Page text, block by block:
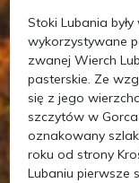
Stoki Lubania
wykorzystywane
zwanej Wierch
pasterskie. Ze
się z jego
szczytów w
oznakowany
roku od strony
Lubaniu pierwsze